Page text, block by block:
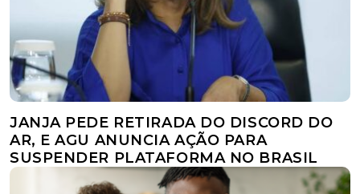
JANJA PEDE RETIRADA DO DISCORD DO
AR, E AGU ANUNCIA AÇÃO PARA
SUSPENDER PLATAFORMA NO BRASIL